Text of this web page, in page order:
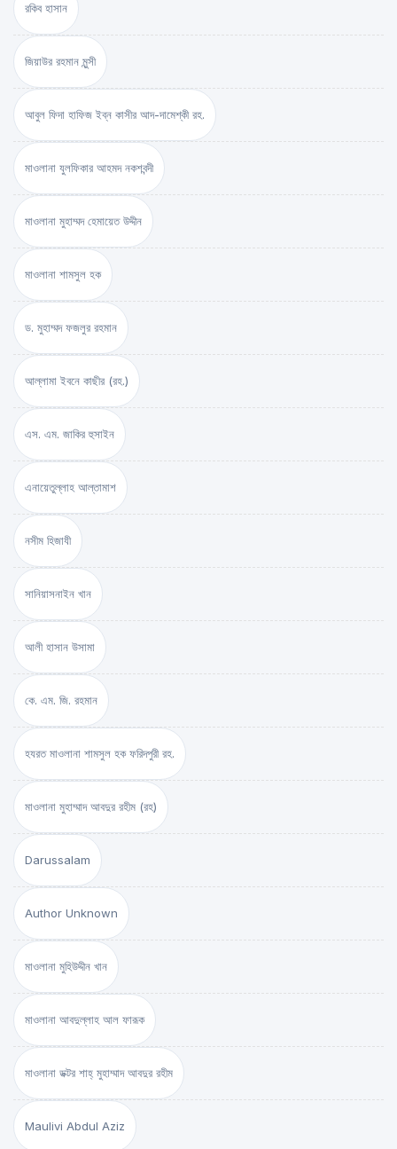
রকিব হাসান
জিয়াউর রহমান মুন্সী
আবুল ফিদা হাফিজ ইব্‌ন কাসীর আদ-দামেশ্‌কী রহ.
মাওলানা যুলফিকার আহমদ নকশবন্দী
মাওলানা মুহাম্মদ হেমায়েত উদ্দীন
মাওলানা শামসুল হক
ড. মুহাম্মদ ফজলুর রহমান
আল্লামা ইবনে কাছীর (রহ.)
এস. এম. জাকির হুসাইন
এনায়েতুল্লাহ আল্‌তামাশ
নসীম হিজাযী
সানিয়াসনাইন খান
আলী হাসান উসামা
কে. এম. জি. রহমান
হযরত মাওলানা শামসুল হক ফরিদপুরী রহ.
মাওলানা মুহাম্মাদ আবদুর রহীম (রহ)
Darussalam
Author Unknown
মাওলানা মুহিউদ্দীন খান
মাওলানা আবদুল্লাহ আল ফারূক
মাওলানা ডক্টর শাহ্‌ মুহাম্মাদ আবদুর রহীম
Maulivi Abdul Aziz